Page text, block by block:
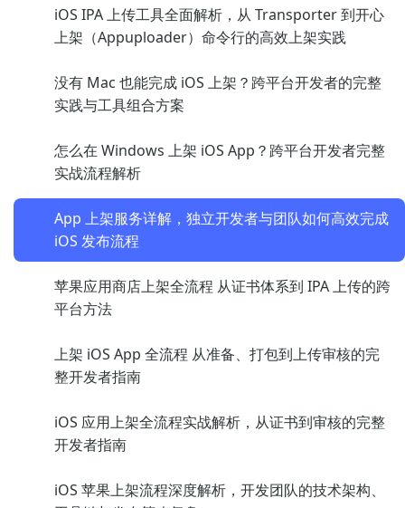
iOS IPA 上传工具全面解析，从 Transporter 到开心
上架（Appuploader）命令行的高效上架实践
没有 Mac 也能完成 iOS 上架？跨平台开发者的完整
实践与工具组合方案
怎么在 Windows 上架 iOS App？跨平台开发者完整
实战流程解析
App 上架服务详解，独立开发者与团队如何高效完成
iOS 发布流程
苹果应用商店上架全流程 从证书体系到 IPA 上传的跨
平台方法
上架 iOS App 全流程 从准备、打包到上传审核的完
整开发者指南
iOS 应用上架全流程实战解析，从证书到审核的完整
开发者指南
iOS 苹果上架流程深度解析，开发团队的技术架构、